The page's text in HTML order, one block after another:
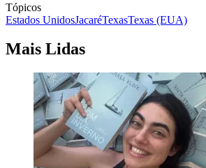
Tópicos
Estados UnidosJacaréTexasTexas (EUA)
Mais Lidas